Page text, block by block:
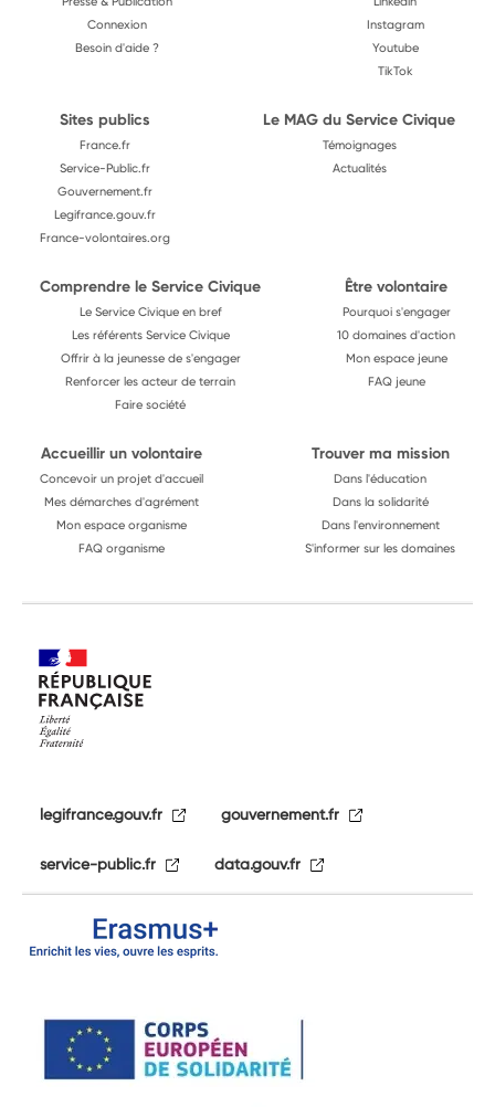
Connexion
Besoin d'aide ?
Instagram
Youtube
TikTok
Sites publics
France.fr
Service-Public.fr
Gouvernement.fr
Legifrance.gouv.fr
France-volontaires.org
Le MAG du Service Civique
Témoignages
Actualités
Comprendre le Service Civique
Le Service Civique en bref
Les référents Service Civique
Offrir à la jeunesse de s'engager
Renforcer les acteur de terrain
Faire société
Être volontaire
Pourquoi s'engager
10 domaines d'action
Mon espace jeune
FAQ jeune
Accueillir un volontaire
Concevoir un projet d'accueil
Mes démarches d'agrément
Mon espace organisme
FAQ organisme
Trouver ma mission
Dans l'éducation
Dans la solidarité
Dans l'environnement
S'informer sur les domaines
legifrance.gouv.fr gouvernement.fr
service-public.fr data.gouv.fr